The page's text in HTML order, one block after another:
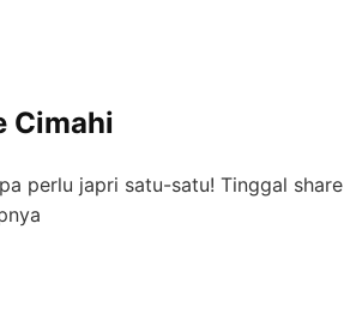
Cimahi
perlu japri satu-satu! Tinggal share